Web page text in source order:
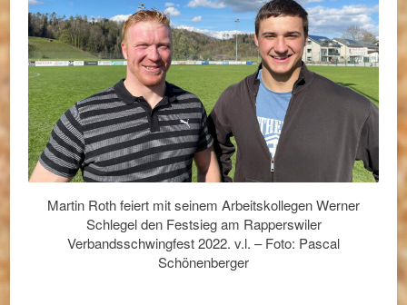
Martin Roth feiert mit seinem Arbeitskollegen Werner
Schlegel den Festsieg am Rapperswiler
Verbandsschwingfest 2022. v.l. – Foto: Pascal
Schönenberger